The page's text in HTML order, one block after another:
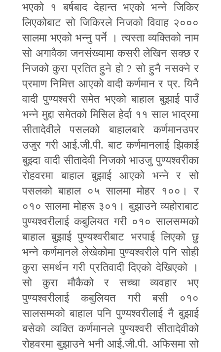
भएको १ बर्षबाद देहान्त भएको भन्ने जिकिर
लिएकोबाट सो जिकिरले निजको विवाह २०००
सालमा भएको भन्नु पर्ने । त्यस्ता व्यक्तिको नाम
सो अगावैका जनसंख्यामा कसरी लेखिन सक्छ र
निजको कुरा प्रतित हुने हो ?सो हुनै नसक्ने र
प्रमाण निमित्त आएको वादी कर्णमान र प्र. यिनै
वादी पुण्यश्वरी समेत भएको बाहाल बुझाई पाउँ
भन्ने मुद्दा समेतको मिसिल हेर्दा ११ साल भाद्रमा
सीतादेवीले पसलको बाहालबारे कर्णमानउपर
उजुर गरी आई.जी.पी. बाट कर्णमानलाई झिकाई
बुझ्दा वादी सीतादेवी निजको भाउजु पुण्यश्वरीका
रोहवरमा बाहाल बुझाई आएको भन्ने र सो
पसलको बाहाल ०५ सालमा मोहर १००। र
०१० सालमा मोहरू ३०१। बुझाउने व्यहोराबाट
पुण्यश्वरीलाई कबुलियत गरी ०१० सालसम्मको
बाहाल बुझाई पुण्यश्वरीबाट भरपाई लिएको छु
भन्ने कर्णमानले लेखेकोमा पुण्यश्वरीले पनि सोही
कुरा समर्थन गरी प्रतिवादी दिएको देखिएको ।
सो कुरा मौकैको र सच्चा व्यवहार भए
पुण्यश्वरीलाई कबुलियत गरी बसी ०१०
सालसम्मको बाहाल पनि पुण्यश्वरीलाई नै बुझाई
बसेको व्यक्ति कर्णमानले पुण्यश्वरी सीतादेवीको
रोहवरमा बुझाउने भनी आई.जी.पी. अफिसमा सो